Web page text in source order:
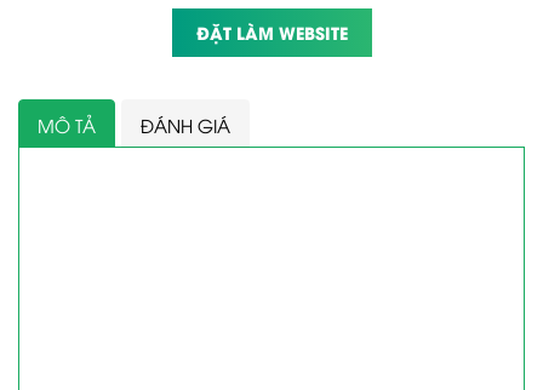
ĐẶT LÀM WEBSITE
MÔ TẢ ĐÁNH GIÁ